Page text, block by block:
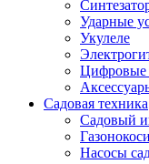
Ударные
Укулеле
Цифровые
Садовая техника
Садовый
Насосы